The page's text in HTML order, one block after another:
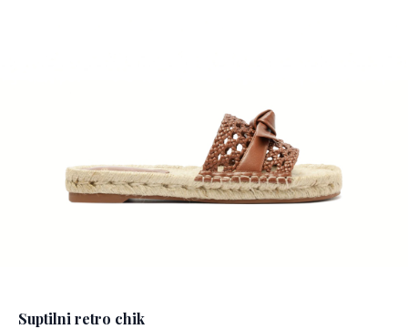
Suptilni retro chik